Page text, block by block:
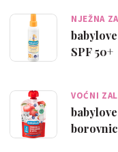
NJEŽNA
SPF 50+
VOĆNI